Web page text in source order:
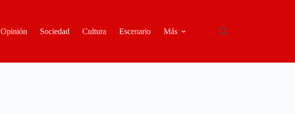
Opinión Sociedad Cultura Escenario Más